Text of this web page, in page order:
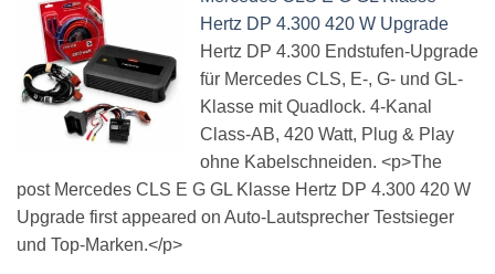
Hertz DP 4.300 420 W Upgrade
Hertz DP 4.300 Endstufen-Upgrade
für Mercedes CLS, E-, G- und GL-
Klasse mit Quadlock. 4-Kanal
Class-AB, 420 Watt, Plug & Play
ohne Kabelschneiden. <p>The
post Mercedes CLS E G GL Klasse Hertz DP 4.300 420 W
Upgrade first appeared on Auto-Lautsprecher Testsieger
und Top-Marken.</p>